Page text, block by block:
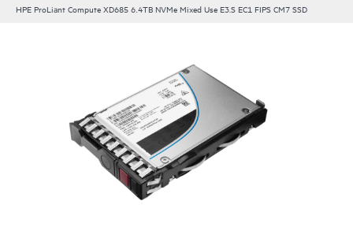
HPE ProLiant Compute XD685 6.4TB NVMe Mixed Use E3.S EC1 FIPS CM7 SSD